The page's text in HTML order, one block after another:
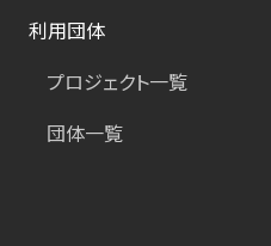
利用団体
プロジェクト一覧
団体一覧